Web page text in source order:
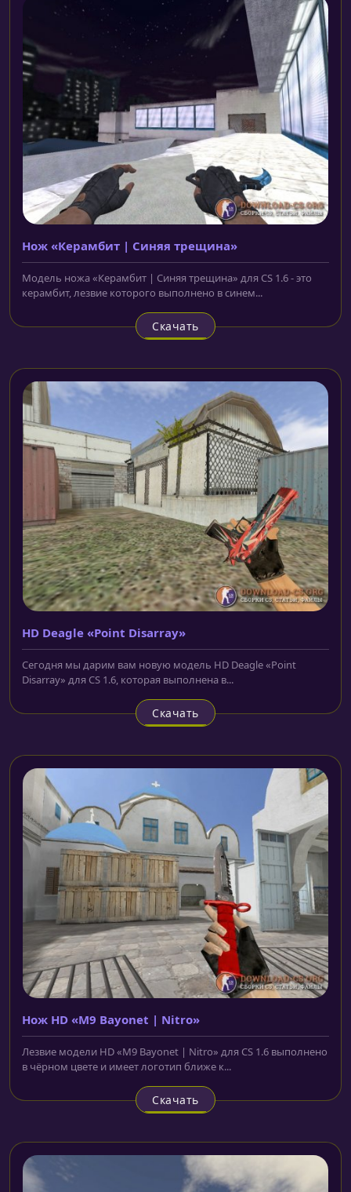
Нож «Керамбит | Синяя трещина»
Модель ножа «Керамбит | Синяя трещина» для CS 1.6 - это
керамбит, лезвие которого выполнено в синем...
Скачать
HD Deagle «Point Disarray»
Сегодня мы дарим вам новую модель HD Deagle «Point
Disarray» для CS 1.6, которая выполнена в...
Скачать
Нож HD «M9 Bayonet | Nitro»
Лезвие модели HD «M9 Bayonet | Nitro» для CS 1.6 выполнено
в чёрном цвете и имеет логотип ближе к...
Скачать